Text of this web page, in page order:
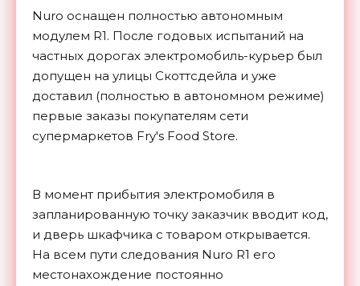
Nuro оснащен полностью автономным
модулем R1. После годовых испытаний на
частных дорогах электромобиль-курьер был
допущен на улицы Скоттсдейла и уже
доставил (полностью в автономном режиме)
первые заказы покупателям сети
супермаркетов Fry's Food Store.
В момент прибытия электромобиля в
запланированную точку заказчик вводит код,
и дверь шкафчика с товаром открывается.
На всем пути следования Nuro R1 его
местонахождение постоянно